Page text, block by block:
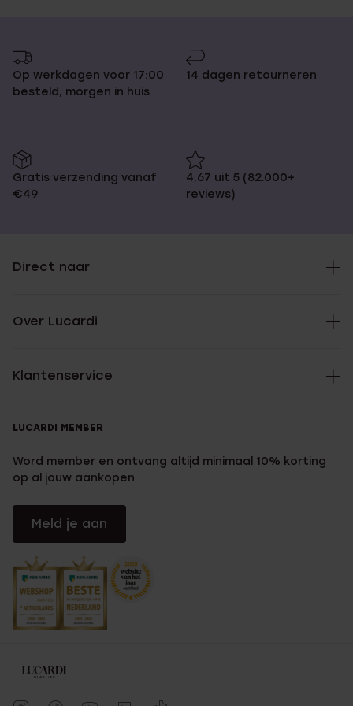
Op werkdagen voor 17:00
besteld, morgen in huis
14 dagen retourneren
Gratis verzending vanaf
€49
4,67 uit 5 (82.000+
reviews)
Direct naar
Over Lucardi
Klantenservice
LUCARDI MEMBER
Word member en ontvang altijd minimaal 10% korting
op al jouw aankopen
Meld je aan